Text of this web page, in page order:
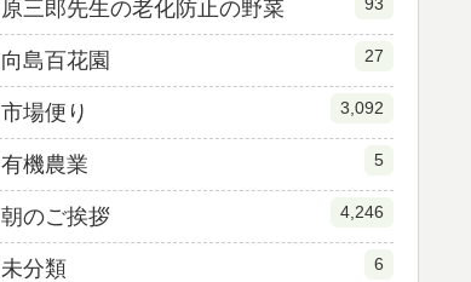
原三郎先生の老化防止の野菜
向島百花園 27
市場便り 3,092
有機農業 5
朝のご挨拶 4,246
未分類 6